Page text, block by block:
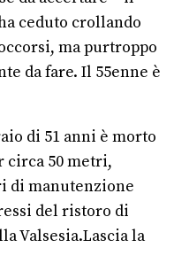
ceduto crollando
ma purtroppo
da fare. Il 55enne è
di 51 anni è morto
circa 50 metri,
di manutenzione
del ristoro di
Valsesia.Lascia la